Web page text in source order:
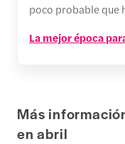
poco probable que
La mejor época
Más
en abril